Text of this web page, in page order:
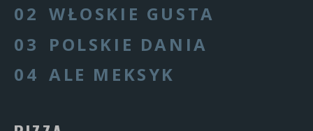
WŁOSKIE GUSTA
POLSKIE DANIA
ALE MEKSYK